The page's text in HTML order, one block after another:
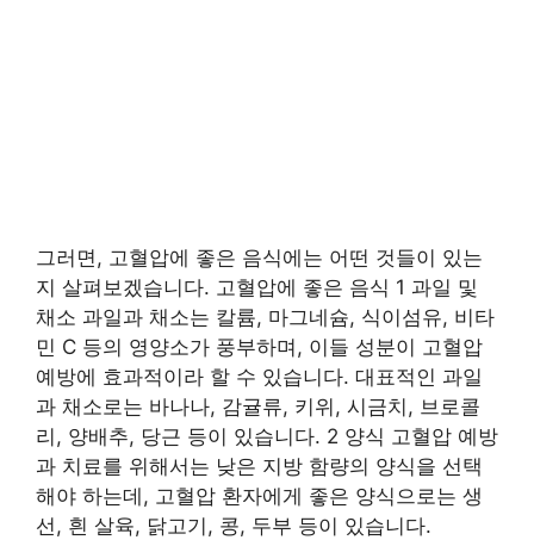
그러면, 고혈압에 좋은 음식에는 어떤 것들이 있는
지 살펴보겠습니다. 고혈압에 좋은 음식 1 과일 및
채소 과일과 채소는 칼륨, 마그네슘, 식이섬유, 비타
민 C 등의 영양소가 풍부하며, 이들 성분이 고혈압
예방에 효과적이라 할 수 있습니다. 대표적인 과일
과 채소로는 바나나, 감귤류, 키위, 시금치, 브로콜
리, 양배추, 당근 등이 있습니다. 2 양식 고혈압 예방
과 치료를 위해서는 낮은 지방 함량의 양식을 선택
해야 하는데, 고혈압 환자에게 좋은 양식으로는 생
선, 흰 살육, 닭고기, 콩, 두부 등이 있습니다.